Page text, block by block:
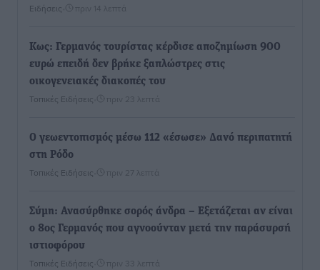
Ειδήσεις πριν 14 λεπτά
Κως: Γερμανός τουρίστας κέρδισε αποζημίωση 900
ευρώ επειδή δεν βρήκε ξαπλώστρες στις
οικογενειακές διακοπές του
Τοπικές Ειδήσεις πριν 23 λεπτά
Ο γεωεντοπισμός μέσω 112 «έσωσε» Δανό περιπατητή
στη Ρόδο
Τοπικές Ειδήσεις πριν 27 λεπτά
Σύμη: Ανασύρθηκε σορός άνδρα – Εξετάζεται αν είναι
ο 8ος Γερμανός που αγνοούνταν μετά την παράσυρσή
ιστιοφόρου
Τοπικές Ειδήσεις πριν 33 λεπτά